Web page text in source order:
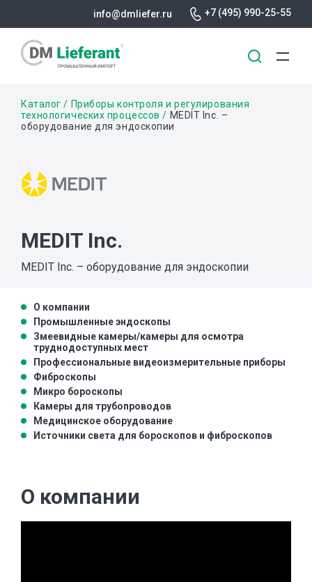
основному
info@dmliefer.ru +7 (495) 990-25-55
Строка
навигации
Каталог
Приборы контроля и регулирования
технологических процессов
MEDIT Inc. –
оборудование для эндоскопии
MEDIT Inc.
MEDIT Inc. – оборудование для эндоскопии
О компании
Промышленные эндоскопы
Змеевидные камеры/камеры для осмотра
труднодоступных мест
Профессиональные видеоизмерительные приборы
Фиброскопы
Микро бороскопы
Камеры для трубопроводов
Медицинское оборудование
Источники света для бороскопов и фиброскопов
О компании